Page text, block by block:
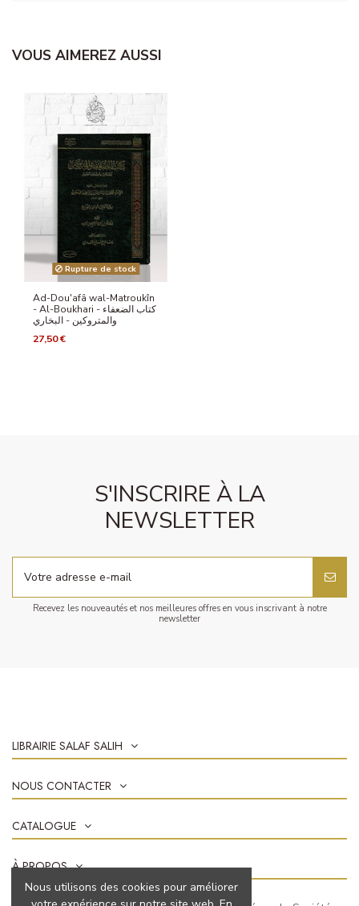
VOUS AIMEREZ AUSSI
Rupture de stock
Ad-Dou'afâ wal-Matroukîn
- Al-Boukhari - كتاب الضعفاء
والمتروكين - البخاري
27,50 €
S'INSCRIRE À LA
NEWSLETTER
Recevez les nouveautés et nos meilleures offres en vous inscrivant à notre
newsletter
LIBRAIRIE SALAF SALIH
NOUS CONTACTER
CATALOGUE
À PROPOS
Nous utilisons des cookies pour améliorer